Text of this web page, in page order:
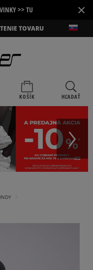
>> TU ×
TOVARU
KOŠÍK HĽADAŤ